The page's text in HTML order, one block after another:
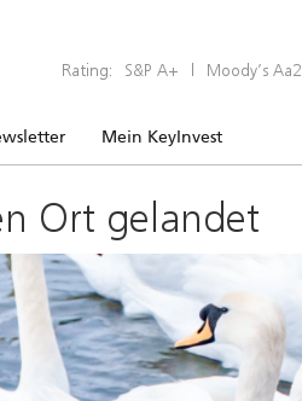
Rating: S&P A+ | Moody’s Aa2
Mein KeyInvest
Ort gelandet